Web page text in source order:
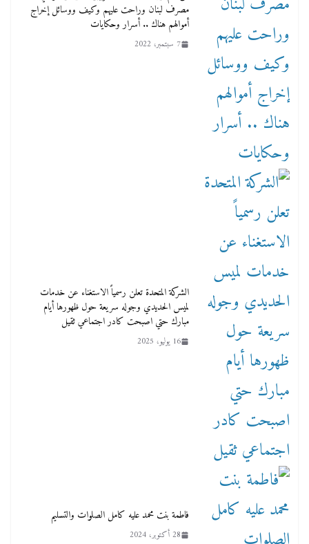
مصرف لبنان وراحت عليهم وكيف ووسائل إخراج
أموالهم هناك .. أسرار وحكايات
7 سبتمبر، 2022
الشركة المتحدة تعلن رسمياً الاستغناء عن خدمات
لميس الحديدي وجوله سريعة حول ظهورها أيام
مبارك حتي اصبحت كادر اجتماعي ثقيل
16 يوليو، 2025
فاطمة بنت محمد عليه كامل الصلوات والتسليم
28 أكتوبر، 2024